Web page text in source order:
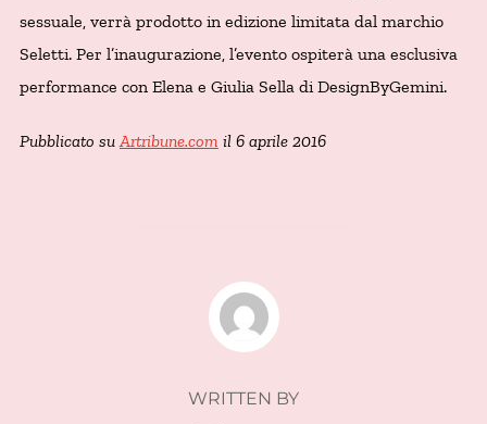
sessuale, verrà prodotto in edizione limitata dal marchio
Seletti. Per l’inaugurazione, l’evento ospiterà una esclusiva
performance con Elena e Giulia Sella di DesignByGemini.
Pubblicato suArtribune.com il 6 aprile 2016
POST AUTHOR
WRITTEN BY